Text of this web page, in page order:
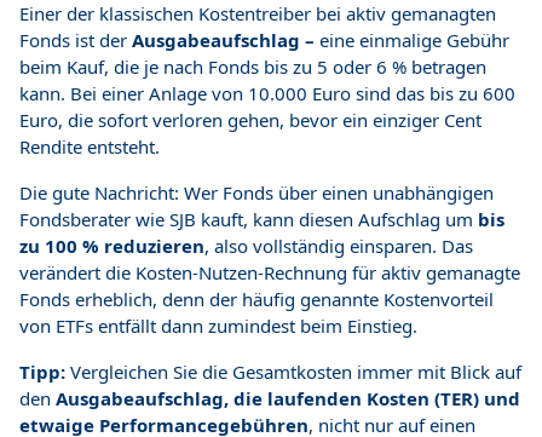
Einer der klassischen Kostentreiber bei aktiv gemanagten
Fonds ist der Ausgabeaufschlag – eine einmalige Gebühr
beim Kauf, die je nach Fonds bis zu 5 oder 6 % betragen
kann. Bei einer Anlage von 10.000 Euro sind das bis zu 600
Euro, die sofort verloren gehen, bevor ein einziger Cent
Rendite entsteht.
Die gute Nachricht: Wer Fonds über einen unabhängigen
Fondsberater wie SJB kauft, kann diesen Aufschlag um bis
zu 100 % reduzieren, also vollständig einsparen. Das
verändert die Kosten-Nutzen-Rechnung für aktiv gemanagte
Fonds erheblich, denn der häufig genannte Kostenvorteil
von ETFs entfällt dann zumindest beim Einstieg.
Tipp: Vergleichen Sie die Gesamtkosten immer mit Blick auf
den Ausgabeaufschlag, die laufenden Kosten (TER) und
etwaige Performancegebühren, nicht nur auf einen